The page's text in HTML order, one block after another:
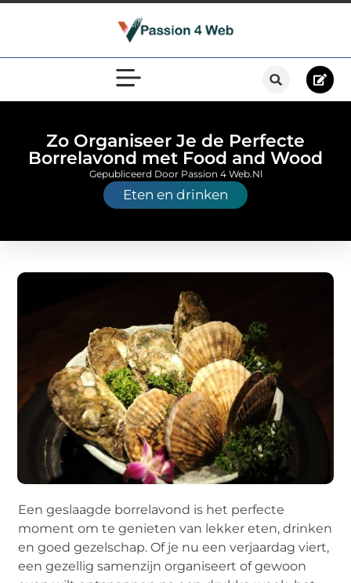
Zo Organiseer Je de Perfecte
Borrelavond met Food and Wood
Eten en drinken
Gepubliceerd Door Passion 4 Web.nl
Een geslaagde borrelavond is het perfecte
moment om te genieten van lekker eten, drinken
en goed gezelschap. Of je nu een verjaardag viert,
een gezellig samenzijn organiseert of gewoon